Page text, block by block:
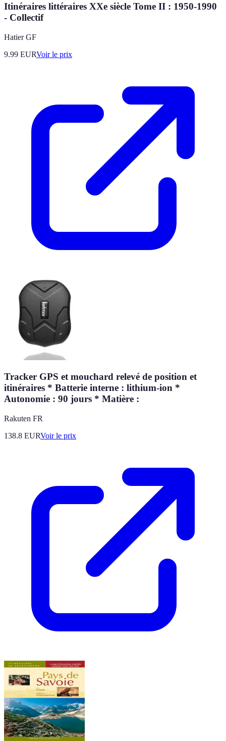
Itinéraires littéraires XXe siècle Tome II : 1950-1990
- Collectif
Hatier GF
9.99 EURVoir le prix
Tracker GPS et mouchard relevé de position et
itinéraires * Batterie interne : lithium-ion *
Autonomie : 90 jours * Matière :
Rakuten FR
138.8 EURVoir le prix